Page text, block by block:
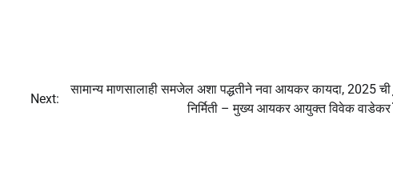
Next:
सामान्य माणसालाही समजेल अशा पद्धतीने नवा आयकर कायदा, 2025 ची
निर्मिती – मुख्य आयकर आयुक्त विवेक वाडेकर